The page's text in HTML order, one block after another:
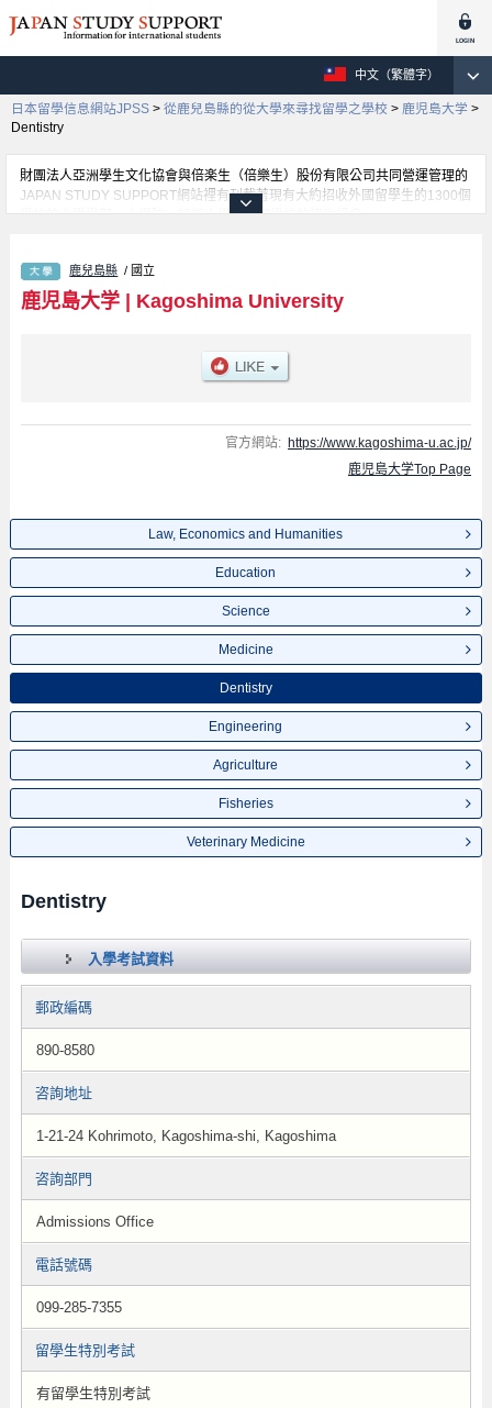
中文（繁體字）
日本留學信息網站JPSS > 從鹿兒島縣的從大學來尋找留學之學校 > 鹿児島大学 >
Dentistry
財團法人亞洲學生文化協會與倍楽生（倍樂生）股份有限公司共同營運管理的
JAPAN STUDY SUPPORT網站裡有刊載著現有大約招收外國留學生的1300個
學校的大學學部、大學院、短期大學、專門學校的招生訊息。
學部、Engineering學部、Agriculture學部、Fisheries學部、Veterinary
Medicine學部等各別學部的不同訊息，以及招收名額、合格人數等考試資訊、
設施介紹、聯絡方式等對外國留學生是必要之訊息都刊載於此，請務必查閱及
鹿兒島縣 / 國立
鹿児島大学| Kagoshima University
官方網站: https://www.kagoshima-u.ac.jp/
鹿児島大学Top Page
Law, Economics and Humanities
Education
Science
Medicine
Dentistry
Engineering
Agriculture
Fisheries
Veterinary Medicine
Dentistry
入學考試資料
郵政編碼
890-8580
咨詢地址
1-21-24 Kohrimoto, Kagoshima-shi, Kagoshima
咨詢部門
Admissions Office
電話號碼
099-285-7355
留學生特別考試
有留學生特別考試